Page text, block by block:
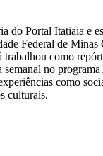
do Portal Itatiaia e
Federal de Minas
trabalhou como
semanal no
como
culturais.